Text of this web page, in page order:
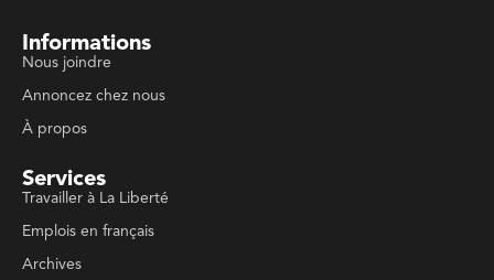
Informations
Nous joindre
Annoncez chez nous
À propos
Services
Travailler à La Liberté
Emplois en français
Archives